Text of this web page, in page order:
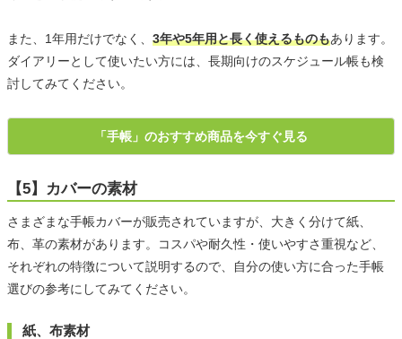
また、1年用だけでなく、 3年や5年用と長く使えるものもあります。
ダイアリーとして使いたい方には、長期向けのスケジュール帳も検
討してみてください。
「手帳」のおすすめ商品を今すぐ見る
【5】カバーの素材
さまざまな手帳カバーが販売されていますが、大きく分けて紙、
布、革の素材があります。コスパや耐久性・使いやすさ重視など、
それぞれの特徴について説明するので、自分の使い方に合った手帳
選びの参考にしてみてください。
紙、布素材